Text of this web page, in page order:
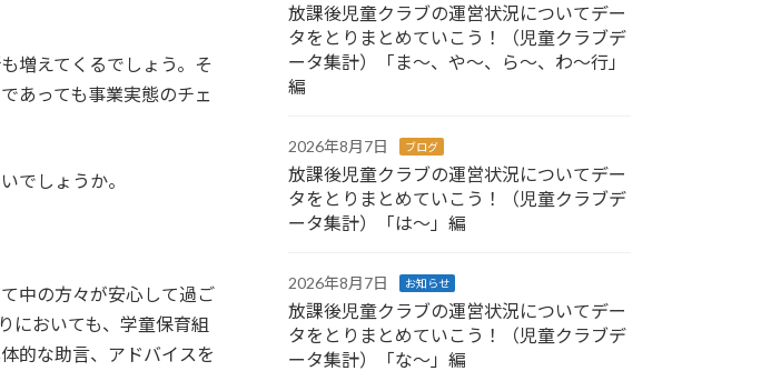
増えてくるでしょう。そ
あっても事業実態のチェ
でしょうか。
中の方々が安心して過ご
においても、学童保育組
的な助言、アドバイスを
放課後児童クラブの運営状況についてデー
タをとりまとめていこう！（児童クラブデ
ータ集計）「ま～、や～、ら～、わ～行」
編
2026年8月7日 ブログ
放課後児童クラブの運営状況についてデー
タをとりまとめていこう！（児童クラブデ
ータ集計）「は～」編
2026年8月7日 お知らせ
放課後児童クラブの運営状況についてデー
タをとりまとめていこう！（児童クラブデ
ータ集計）「な～」編